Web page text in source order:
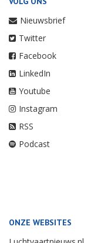
Nieuwsbrief
Twitter
Facebook
LinkedIn
Youtube
Instagram
RSS
Podcast
ONZE WEBSITES